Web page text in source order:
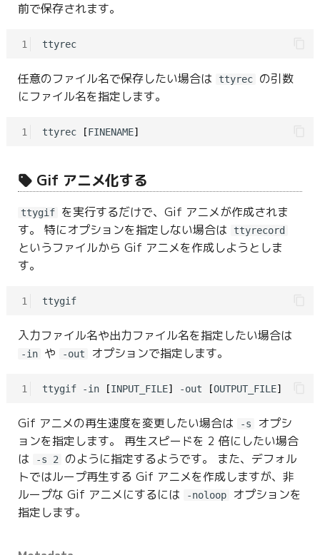
前で保存されます。
1 ttyrec
任意のファイル名で保存したい場合は ttyrec
の引数
にファイル名を指定します。
1 ttyrec [FINENAME]
Gif アニメ化する
ttygif
を実行するだけで、Gif アニメが作成されま
す。 特にオプションを指定しない場合は
ttyrecord
というファイルから Gif アニメを作成しようとしま
す。
1 ttygif
入力ファイル名や出力ファイル名を指定したい場合は
-in や -out オプションで指定します。
1 ttygif -in [INPUT_FILE] -out [OUTPUT_FILE]
Gif アニメの再生速度を変更したい場合は -s
オプシ
ョンを指定します。 再生スピードを 2 倍にしたい場合
は
-s 2
のように指定するようです。 また、デフォル
トではループ再生する Gif アニメを作成しますが、非
ループな Gif アニメにするには
-noloop
オプションを
指定します。